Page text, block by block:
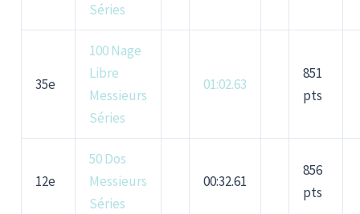
Séries
35e
100 Nage
Libre
Messieurs
Séries
01:02.63
851
pts
12e
50 Dos
Messieurs
Séries
00:32.61
856
pts